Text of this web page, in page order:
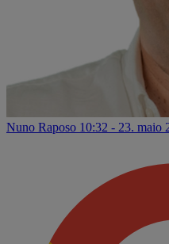
Nuno Raposo 10:32 - 23. maio